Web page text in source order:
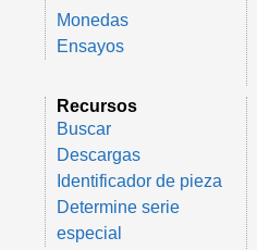
Monedas
Ensayos
Recursos
Buscar
Descargas
Identificador de pieza
Determine serie
especial